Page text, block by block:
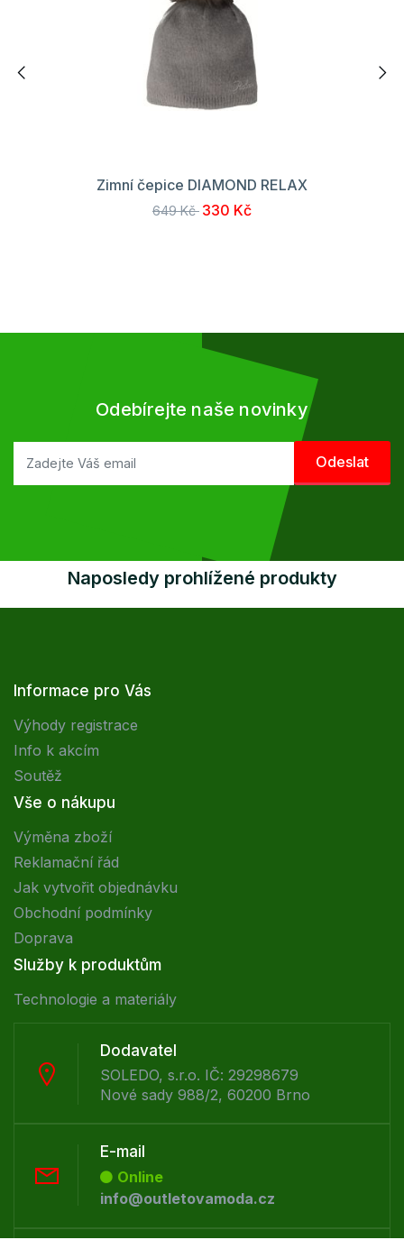
Zimní čepice DIAMOND RELAX
649 Kč 330 Kč
Odebírejte naše novinky
Naposledy prohlížené produkty
Informace pro Vás
Výhody registrace
Info k akcím
Soutěž
Vše o nákupu
Výměna zboží
Reklamační řád
Jak vytvořit objednávku
Obchodní podmínky
Doprava
Služby k produktům
Technologie a materiály
Dodavatel
SOLEDO, s.r.o. IČ: 29298679
Nové sady 988/2, 60200 Brno
E-mail
Online
info@outletovamoda.cz